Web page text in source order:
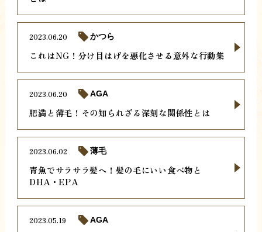
これはNG！分け目はげを悪化させる意外な行動集
2023.06.20 かつら
肥満と薄毛！その知られざる深刻な関係性とは
2023.06.20 AGA
青魚でサラサラ髪へ！髪の毛にいい食べ物と
DHA・EPA
2023.06.02 薄毛
2023.05.19 AGA